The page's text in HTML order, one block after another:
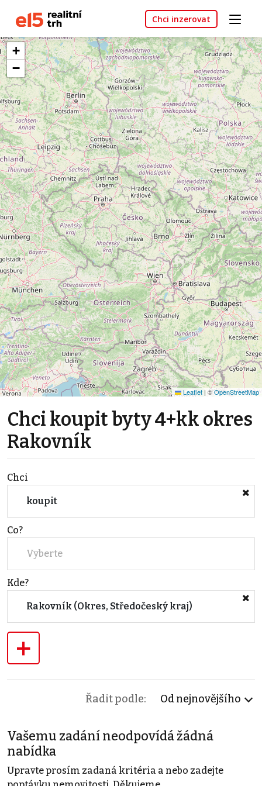
Chci inzerovat
+
−
Leaflet | ©OpenStreetMap
Chci koupit byty 4+kk okres
Rakovník
Chci
koupit
Co?
Vyberte
Kde?
Rakovník (Okres, Středočeský kraj)
+
Řadit podle: Od nejnovějšího
Vašemu zadání neodpovídá žádná
nabídka
Upravte prosím zadaná kritéria a nebo zadejte